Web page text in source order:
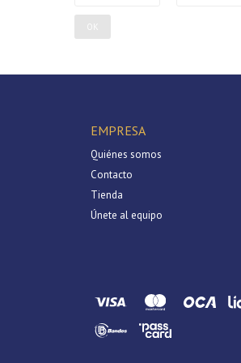
OK
EMPRESA
Quiénes somos
Contacto
Tienda
Únete al equipo